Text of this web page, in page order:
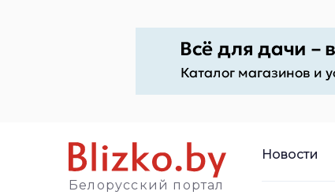
Белорусский портал
Новости